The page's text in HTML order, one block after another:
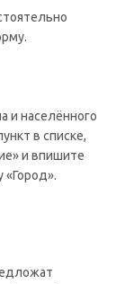
и населённого
в списке,
и впишите
«Город».